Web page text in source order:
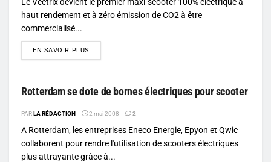
haut rendement et à zéro émission de CO2 à être
commercialisé...
EN SAVOIR PLUS
Rotterdam se dote de bornes électriques pour scooter
PARLA RÉDACTION 2 mai 2008 2
A Rotterdam, les entreprises Eneco Energie, Epyon et Qwic
collaborent pour rendre l'utilisation de scooters électriques
plus attrayante grâce à...